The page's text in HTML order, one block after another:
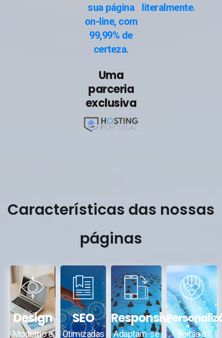
sua página
on-line, com
99,99% de
certeza.
Uma
parceria
exclusiva
literalmente.
Características das nossas
páginas
Design
Moderno e
SEO
Otimizadas
Responsivas
Adaptam-se Feitas à